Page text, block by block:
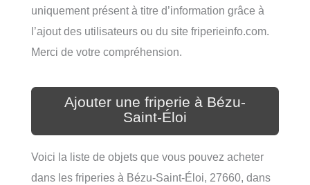
uniquement présent à titre d’information grâce à
l’ajout des utilisateurs ou du site friperieinfo.com.
Merci de votre compréhension.
Ajouter une friperie à Bézu-
Saint-Éloi
Voici la liste de objets que vous pouvez acheter
dans les friperies à Bézu-Saint-Éloi, 27660, dans